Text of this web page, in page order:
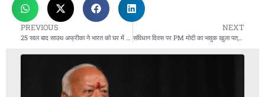
PREVIOUS NEXT
संविधान दिवस पर PM मोदी का भावुक खुला पत्र: “कर्तव्य पालन ही विकसित भारत की नींव”